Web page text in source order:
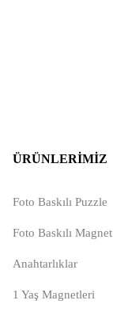
ÜRÜNLERIMIZ
Foto Baskılı Puzzle
Foto Baskılı Magnet
Anahtarlıklar
1 Yaş Magnetleri